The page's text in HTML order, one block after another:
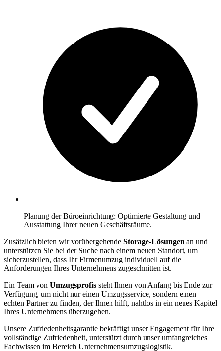
Planung der Büroeinrichtung: Optimierte Gestaltung und
Ausstattung Ihrer neuen Geschäftsräume.
Zusätzlich bieten wir vorübergehende Storage-Lösungen an und
unterstützen Sie bei der Suche nach einem neuen Standort, um
sicherzustellen, dass Ihr Firmenumzug individuell auf die
Anforderungen Ihres Unternehmens zugeschnitten ist.
Ein Team von Umzugsprofis steht Ihnen von Anfang bis Ende zur
Verfügung, um nicht nur einen Umzugsservice, sondern einen
echten Partner zu finden, der Ihnen hilft, nahtlos in ein neues Kapitel
Ihres Unternehmens überzugehen.
Unsere Zufriedenheitsgarantie bekräftigt unser Engagement für Ihre
vollständige Zufriedenheit, unterstützt durch unser umfangreiches
Fachwissen im Bereich Unternehmensumzugslogistik.